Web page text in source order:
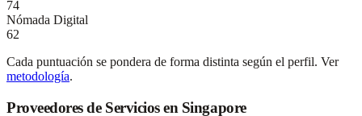
74
Nómada Digital
62
Cada puntuación se pondera de forma distinta según el perfil. Ver
metodología.
Proveedores de Servicios en Singapore